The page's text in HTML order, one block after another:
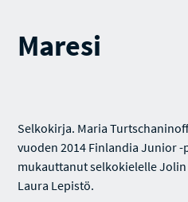
Maresi
Selkokirja. Maria
vuoden 2014 Finlandia Junior
mukauttanut selkokielelle
Laura Lepistö.